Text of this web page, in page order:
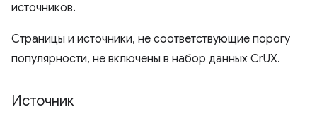
источников.
Страницы и источники, не соответствующие порогу
популярности, не включены в набор данных CrUX.
Источник